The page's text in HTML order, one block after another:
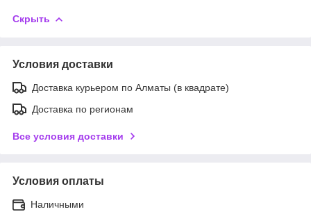
Скрыть
Условия доставки
Доставка курьером по Алматы (в квадрате)
Доставка по регионам
Все условия доставки
Условия оплаты
Наличными